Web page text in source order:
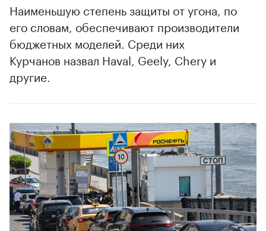
Наименьшую степень защиты от угона, по
его словам, обеспечивают производители
бюджетных моделей. Среди них
Курчанов назвал Haval, Geely, Chery и
другие.